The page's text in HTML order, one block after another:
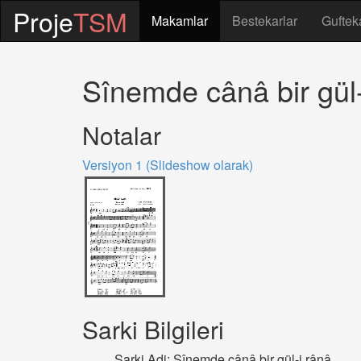
ProjeTSM Makamlar Bestekarlar
Sînemde cânâ bir
Notalar
Versiyon 1 (Slideshow olarak)
Sarki Bilgileri